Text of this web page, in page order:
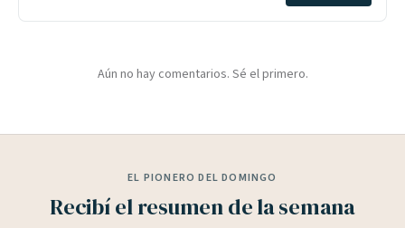
Aún no hay comentarios. Sé el primero.
EL PIONERO DEL DOMINGO
Recibí el resumen de la semana